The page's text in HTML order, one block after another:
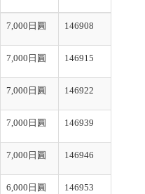
7,000日圓 146908
7,000日圓 146915
7,000日圓 146922
7,000日圓 146939
7,000日圓 146946
6,000日圓 146953